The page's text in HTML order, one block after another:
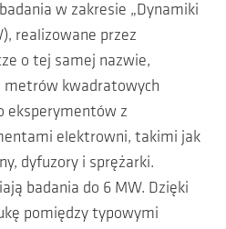
w zakresie „Dynamiki
realizowane przez
o tej samej nazwie,
metrów kwadratowych
eksperymentów z
elektrowni, takimi jak
dyfuzory i sprężarki.
badania do 6 MW. Dzięki
pomiędzy typowymi